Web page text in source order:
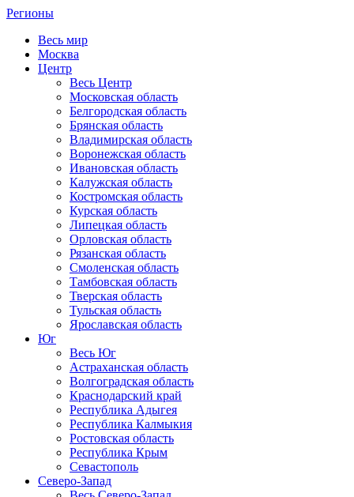
Регионы
Весь мир
Москва
Центр
Весь Центр
Московская область
Белгородская область
Брянская область
Владимирская область
Воронежская область
Ивановская область
Калужская область
Костромская область
Курская область
Липецкая область
Орловская область
Рязанская область
Смоленская область
Тамбовская область
Тверская область
Тульская область
Ярославская область
Юг
Весь Юг
Астраханская область
Волгоградская область
Краснодарский край
Республика Адыгея
Республика Калмыкия
Ростовская область
Республика Крым
Севастополь
Северо-Запад